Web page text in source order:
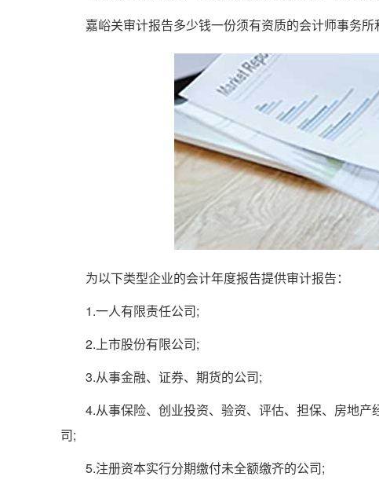
嘉峪关审计报告多少钱一份须有资质的会计师事务所
为以下类型企业的会计年度报告提供审计报告：
1.一人有限责任公司;
2.上市股份有限公司;
3.从事金融、证券、期货的公司;
4.从事保险、创业投资、验资、评估、担保、房地产
司;
5.注册资本实行分期缴付未全额缴齐的公司;